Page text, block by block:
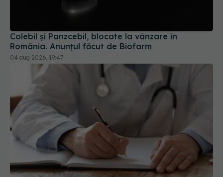
Colebil și Panzcebil, blocate la vânzare în
România. Anunțul făcut de Biofarm
04 aug 2026, 19:47